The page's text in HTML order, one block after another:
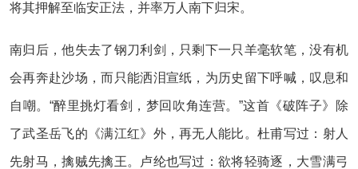
将其押解至临安正法，并率万人南下归宋。
南归后，他失去了钢刀利剑，只剩下一只羊毫软笔，没有机
会再奔赴沙场，而只能洒泪宣纸，为历史留下呼喊，叹息和
自嘲。“醉里挑灯看剑，梦回吹角连营。”这首《破阵子》除
了武圣岳飞的《满江红》外，再无人能比。杜甫写过：射人
先射马，擒贼先擒王。卢纶也写过：欲将轻骑逐，大雪满弓